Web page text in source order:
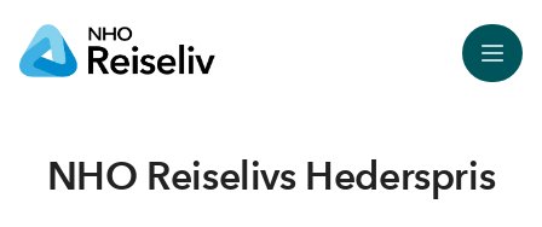
Meny
NHO Reiselivs Hederspris